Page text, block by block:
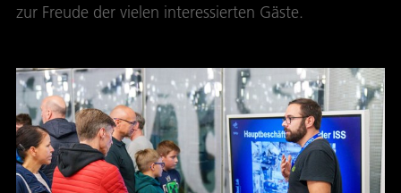
zur Freude der vielen interessierten Gäste.